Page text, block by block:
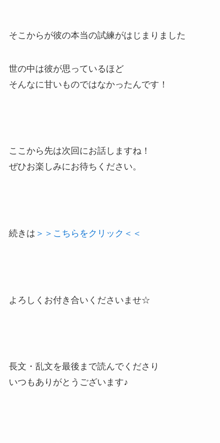
そこからが彼の本当の試練がはじまりました
世の中は彼が思っているほど
そんなに甘いものではなかったんです！
ここから先は次回にお話しますね！
ぜひお楽しみにお待ちください。
続きは ＞＞こちらをクリック＜＜
よろしくお付き合いくださいませ☆
長文・乱文を最後まで読んでくださり
いつもありがとうございます♪